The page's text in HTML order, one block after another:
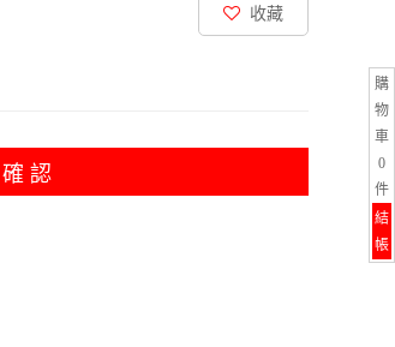
購
物
車
0
件
結
帳
收藏
確 認